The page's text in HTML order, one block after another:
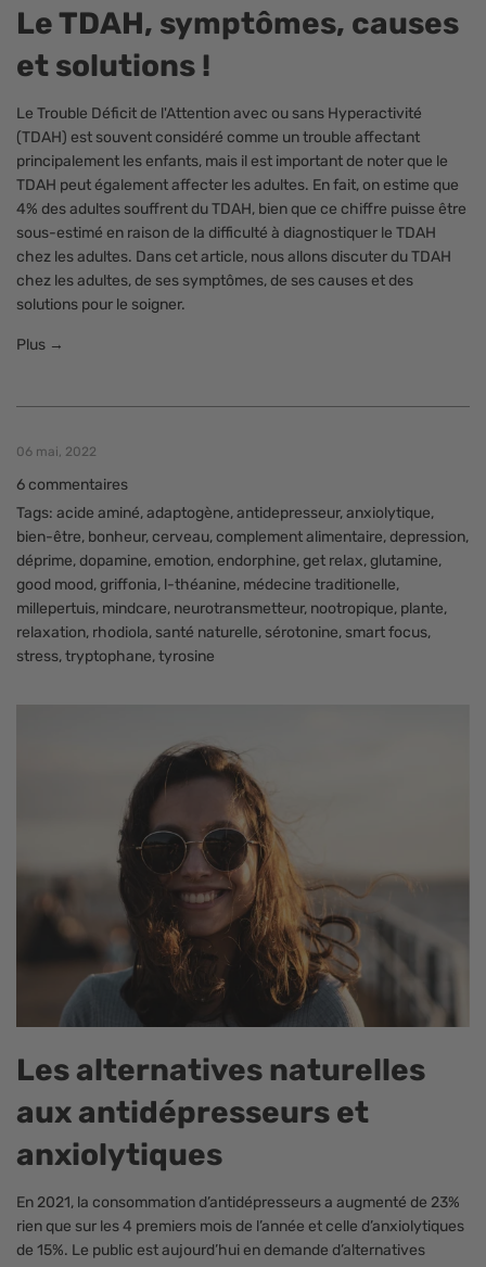
Le TDAH, symptômes, causes
et solutions !
Le Trouble Déficit de l'Attention avec ou sans Hyperactivité
(TDAH) est souvent considéré comme un trouble affectant
principalement les enfants, mais il est important de noter que le
TDAH peut également affecter les adultes. En fait, on estime que
4% des adultes souffrent du TDAH, bien que ce chiffre puisse être
sous-estimé en raison de la difficulté à diagnostiquer le TDAH
chez les adultes. Dans cet article, nous allons discuter du TDAH
chez les adultes, de ses symptômes, de ses causes et des
solutions pour le soigner.
Plus →
06 mai, 2022
6 commentaires
Tags: acide aminé,adaptogène,antidepresseur,anxiolytique,
bien-être, bonheur, cerveau, complement alimentaire,depression,
déprime,dopamine,emotion,endorphine, get relax, glutamine,
good mood, griffonia, l-théanine, médecine traditionelle,
millepertuis, mindcare, neurotransmetteur, nootropique, plante,
relaxation, rhodiola, santé naturelle, sérotonine, smart focus,
stress,tryptophane,tyrosine
Les alternatives naturelles
aux antidépresseurs et
anxiolytiques
En 2021, la consommation d’antidépresseurs a augmenté de 23%
rien que sur les 4 premiers mois de l’année et celle d’anxiolytiques
de 15%. Le public est aujourd’hui en demande d’alternatives